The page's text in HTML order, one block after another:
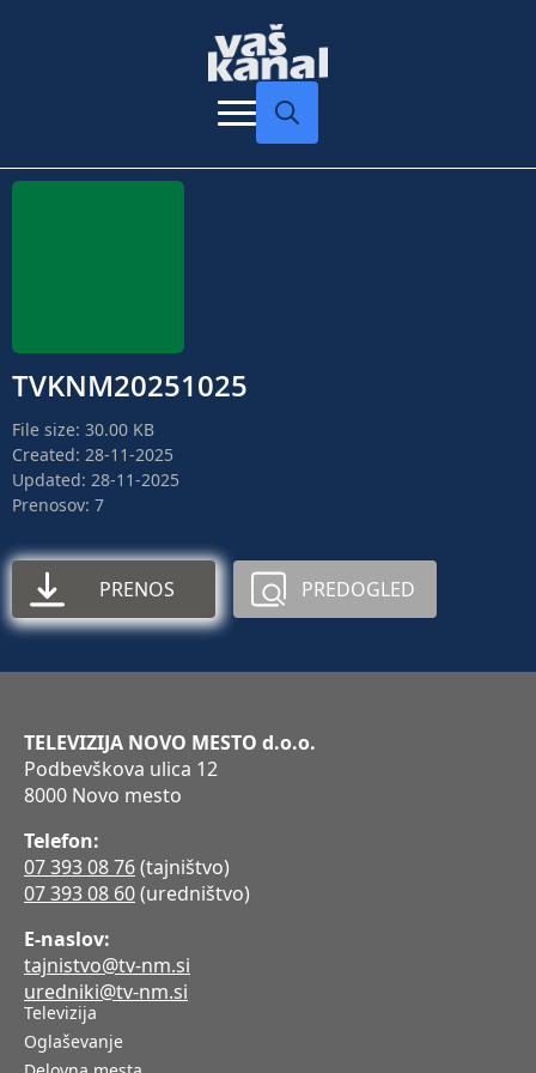
TVKNM20251025
File size: 30.00 KB
Created: 28-11-2025
Updated: 28-11-2025
Prenosov: 7
PRENOS PREDOGLED
TELEVIZIJA NOVO MESTO d.o.o.
Podbevškova ulica 12
8000 Novo mesto
Telefon:
07 393 08 76(tajništvo)
07 393 08 60(uredništvo)
E-naslov:
tajnistvo@tv-nm.si
uredniki@tv-nm.si
Televizija
Oglaševanje